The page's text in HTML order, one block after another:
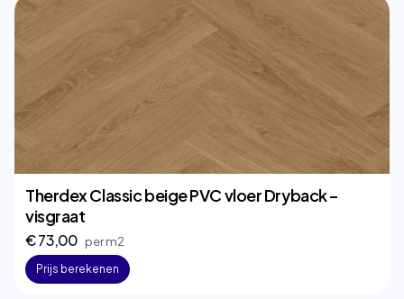
Therdex Classic beige PVC vloer Dryback –
visgraat
€ 73,00 per m2
Prijs berekenen